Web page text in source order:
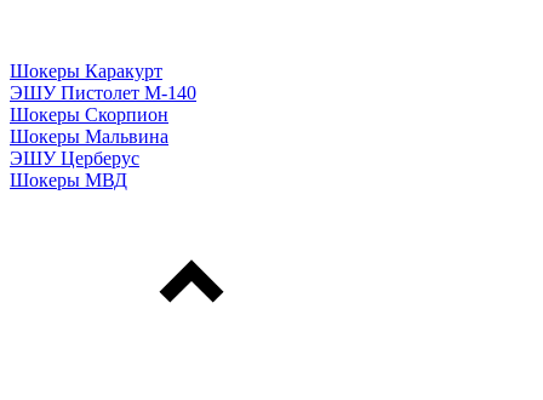
Шокеры Каракурт
ЭШУ Пистолет М-140
Шокеры Скорпион
Шокеры Мальвина
ЭШУ Церберус
Шокеры МВД